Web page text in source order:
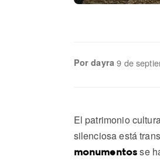
Por dayra·9 de
El patrimonio
silenciosa está
monumentos se